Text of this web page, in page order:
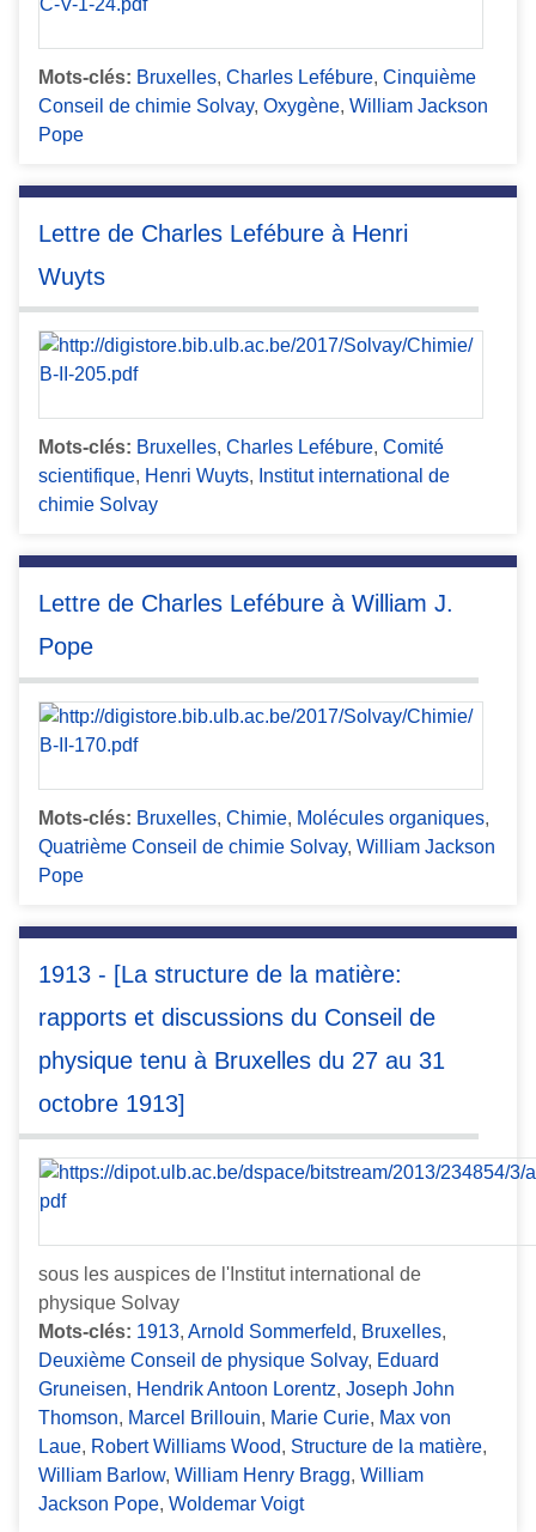
Mots-clés: Bruxelles, Charles Lefébure, Cinquième
Conseil de chimie Solvay, Oxygène, William Jackson
Pope
Lettre de Charles Lefébure à Henri
Wuyts
Mots-clés: Bruxelles, Charles Lefébure, Comité
scientifique, Henri Wuyts, Institut international de
chimie Solvay
Lettre de Charles Lefébure à William J.
Pope
Mots-clés: Bruxelles, Chimie, Molécules organiques,
Quatrième Conseil de chimie Solvay, William Jackson
Pope
1913 - [La structure de la matière:
rapports et discussions du Conseil de
physique tenu à Bruxelles du 27 au 31
octobre 1913]
sous les auspices de l'Institut international de
physique Solvay
Mots-clés: 1913, Arnold Sommerfeld, Bruxelles,
Deuxième Conseil de physique Solvay, Eduard
Gruneisen, Hendrik Antoon Lorentz, Joseph John
Thomson, Marcel Brillouin, Marie Curie, Max von
Laue, Robert Williams Wood, Structure de la matière,
William Barlow, William Henry Bragg, William
Jackson Pope, Woldemar Voigt